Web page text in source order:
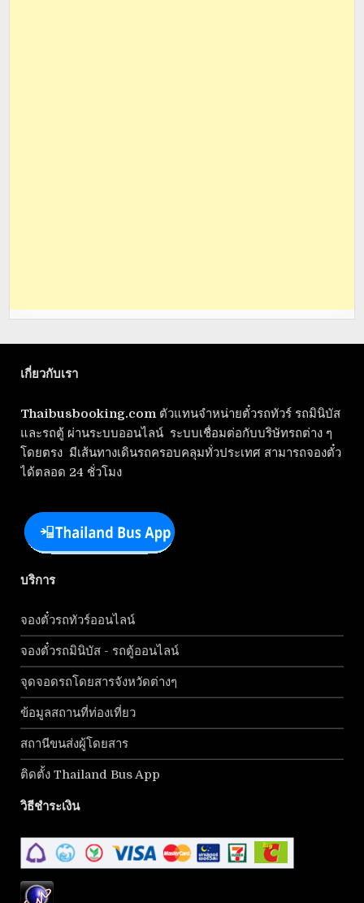
เกี่ยวกับเรา
Thaibusbooking.com ตัวแทนจำหน่ายตั๋วรถทัวร์ รถมินิบัส
และรถตู้ ผ่านระบบออนไลน์ ระบบเชื่อมต่อกับบริษัทรถต่าง ๆ
โดยตรง มีเส้นทางเดินรถครอบคลุมทั่วประเทศ สามารถจองตั๋ว
ได้ตลอด 24 ชั่วโมง
บริการ
จองตั๋วรถทัวร์ออนไลน์
จองตั๋วรถมินิบัส - รถตู้ออนไลน์
จุดจอดรถโดยสารจังหวัดต่างๆ
ข้อมูลสถานที่ท่องเที่ยว
สถานีขนส่งผู้โดยสาร
ติดตั้ง Thailand Bus App
วิธีชำระเงิน